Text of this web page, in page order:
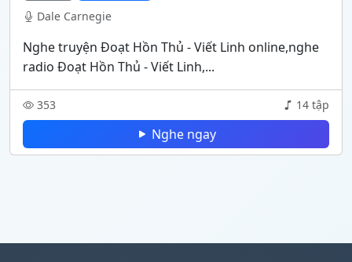
Dale Carnegie
Nghe truyện Đoạt Hồn Thủ - Viết Linh online,nghe
radio Đoạt Hồn Thủ - Viết Linh,...
353 14 tập
Nghe ngay